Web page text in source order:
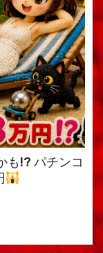
も!? パチンコ